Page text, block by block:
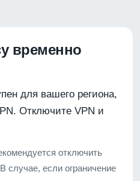
временно
для вашего региона,
Отключите VPN и
отключить
случае, если ограничение